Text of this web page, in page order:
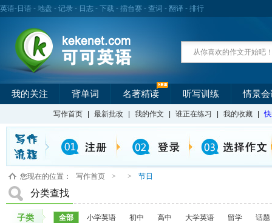
英语- 日语 - 地盘 - 记录 - 日志 - 下载 - 擂台赛 - 查词 - 翻译 - 排行
我的关注 背单词 名著精读 听写训练 情景会
写作首页 最新批改 我的作文 谁正在练习 我的收藏
您现在的位置： 写作首页 > > 节日
分类查找
子类 全部 小学英语 初中 高中 大学英语 留学 话题